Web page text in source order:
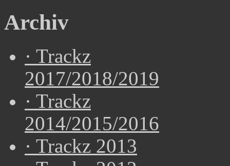
Archiv
· Trackz
2017/2018/2019
· Trackz
2014/2015/2016
· Trackz 2013